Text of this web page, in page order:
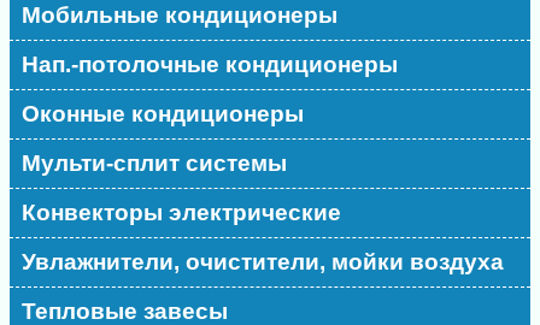
Мобильные кондиционеры
Нап.-потолочные кондиционеры
Оконные кондиционеры
Мульти-сплит системы
Конвекторы электрические
Увлажнители, очистители, мойки воздуха
Тепловые завесы